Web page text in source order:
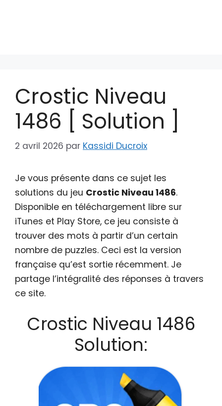
Crostic Niveau
1486 [ Solution ]
2 avril 2026 par Kassidi Ducroix
Je vous présente dans ce sujet les
solutions du jeu Crostic Niveau 1486.
Disponible en téléchargement libre sur
iTunes et Play Store, ce jeu consiste à
trouver des mots à partir d’un certain
nombre de puzzles. Ceci est la version
française qu’est sortie récemment. Je
partage l’intégralité des réponses à travers
ce site.
Crostic Niveau 1486
Solution: